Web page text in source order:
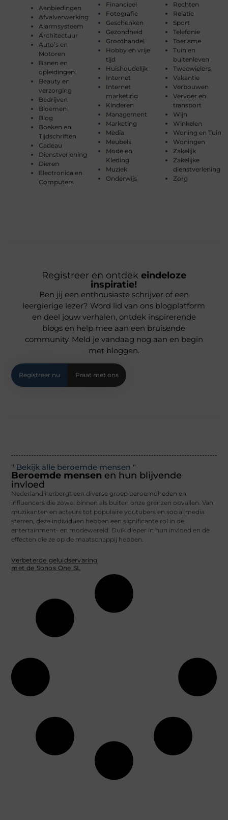
Aanbiedingen
Afvalverwerking
Alarmsysteem
Architectuur
Auto’s en
Motoren
Banen en
opleidingen
Beauty en
verzorging
Bedrijven
Bloemen
Blog
Boeken en
Tijdschriften
Cadeau
Dienstverlening
Dieren
Electronica en
Computers
Financieel
Fotografie
Geschenken
Gezondheid
Groothandel
Hobby en vrije
tijd
Huishoudelijk
Internet
Internet
marketing
Kinderen
Management
Marketing
Media
Meubels
Mode en
Kleding
Muziek
Onderwijs
Rechten
Relatie
Sport
Telefonie
Toerisme
Tuin en
buitenleven
Tweewielers
Vakantie
Verbouwen
Vervoer en
transport
Wijn
Winkelen
Woning en Tuin
Woningen
Zakelijk
Zakelijke
dienstverlening
Zorg
Registreer en ontdek eindeloze
inspiratie!
Ben jij een enthousiaste schrijver of een
leergierige lezer? Word lid van ons blogplatform
en deel jouw verhalen, ontdek inspirerende
blogs en help mee aan een bruisende
community. Meld je vandaag nog aan en begin
met bloggen.
Registreer nu Praat met ons
" Bekijk alle beroemde mensen "
Beroemde mensen en hun blijvende
invloed
Nederland herbergt een diverse groep beroemdheden en
influencers die zowel binnen als buiten onze grenzen opvallen. Van
muzikanten en acteurs tot populaire youtubers en social media
sterren, deze individuen hebben een significante rol in de
entertainment- en modewereld. Duik dieper in hun invloed en de
effecten die ze op de maatschappij hebben.
Verbeterde geluidservaring
met de Sonos One SL